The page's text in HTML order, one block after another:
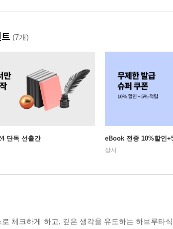
(7개)
단독 선출간 eBook 전종 10%할인
상시
체크하게 하고, 깊은 생각을 유도하는 하브루타